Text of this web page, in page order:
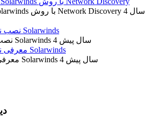
افزودن تجهیزات در Solarwinds با روش Network Discovery 4 سال
نصب نرم افزار مانیتورینگ Solarwinds 4 سال پیش
معرفی نرم افزار مانیتورینگ Solarwinds 4 سال پیش